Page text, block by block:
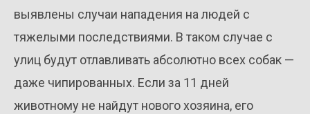
выявлены случаи нападения на людей с
тяжелыми последствиями. В таком случае с
улиц будут отлавливать абсолютно всех собак —
даже чипированных. Если за 11 дней
животному не найдут нового хозяина, его